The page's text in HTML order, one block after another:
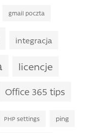
gmail poczta
integracja
licencje
Office 365 tips
PHP settings ping